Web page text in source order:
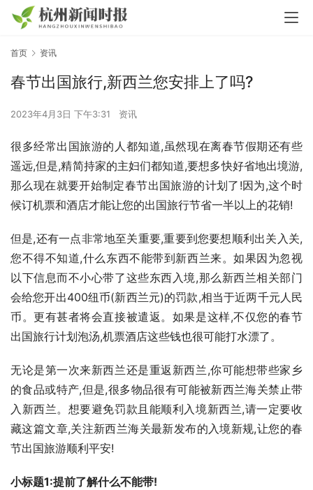
首页 资讯
春节出国旅行,新西兰您安排上了吗?
2023年4月3日 下午3:31 资讯
很多经常出国旅游的人都知道,虽然现在离春节假期还有些
遥远,但是,精简持家的主妇们都知道,要想多快好省地出境游,
那么现在就要开始制定春节出国旅游的计划了!因为,这个时
候订机票和酒店才能让您的出国旅行节省一半以上的花销!
但是,还有一点非常地至关重要,重要到您要想顺利出关入关,
您不得不知道,什么东西不能带到新西兰来。如果因为忽视
以下信息而不小心带了这些东西入境,那么新西兰相关部门
会给您开出400纽币(新西兰元)的罚款,相当于近两千元人民
币。更有甚者将会直接被遣返。如果是这样,不仅您的春节
出国旅行计划泡汤,机票酒店这些钱也很可能打水漂了。
无论是第一次来新西兰还是重返新西兰,你可能想带些家乡
的食品或特产,但是,很多物品很有可能被新西兰海关禁止带
入新西兰。想要避免罚款且能顺利入境新西兰,请一定要收
藏这篇文章,关注新西兰海关最新发布的入境新规,让您的春
节出国旅游顺利平安!
小标题1:提前了解什么不能带!